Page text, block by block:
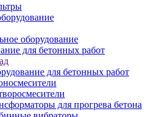
оборудование
для бетонных работ
для бетонных работ
для прогрева бетона